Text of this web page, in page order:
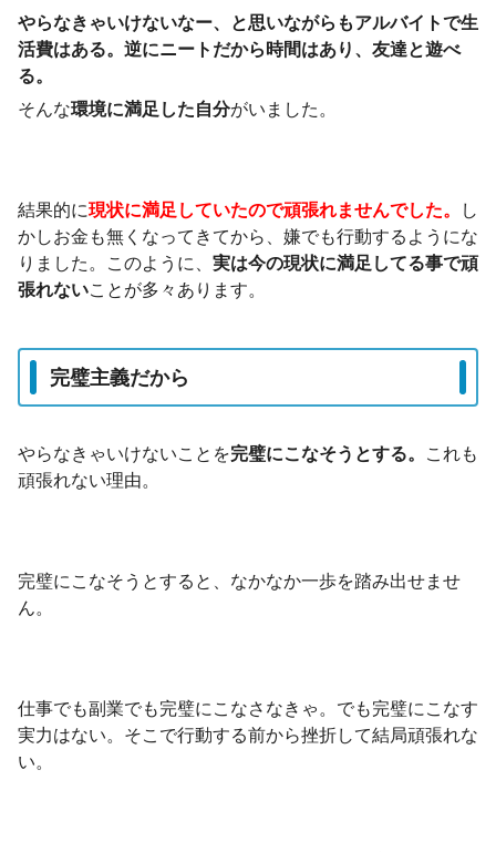
やらなきゃいけないなー、と思いながらもアルバイトで生
活費はある。逆にニートだから時間はあり、友達と遊べ
る。
そんな環境に満足した自分がいました。
結果的に現状に満足していたので頑張れませんでした。
し
かしお金も無くなってきてから、嫌でも行動するようにな
りました。このように、 実は今の現状に満足してる事で頑
張れないことが多々あります。
完璧主義だから
やらなきゃいけないことを完璧にこなそうとする。
これも
頑張れない理由。
完璧にこなそうとすると、なかなか一歩を踏み出せませ
ん。
仕事でも副業でも完璧にこなさなきゃ。でも完璧にこなす
実力はない。そこで行動する前から挫折して結局頑張れな
い。